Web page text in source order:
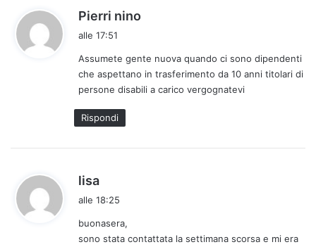
Pierri nino
e
t
alle 17:51
Assumete gente nuova quando ci sono dipendenti
che aspettano in trasferimento da 10 anni titolari di
persone disabili a carico vergognatevi
Rispondi
lisa
e
alle 18:25
buonasera,
sono stata contattata la settimana scorsa e mi era